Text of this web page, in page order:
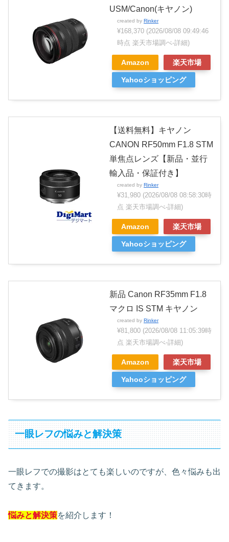
USM/Canon(キヤノン)
created by Rinker
¥168,370 (2026/08/08 09:49:46
時点 楽天市場調べ-詳細)
Amazon 楽天市場
Yahooショッピング
【送料無料】キヤノン
CANON RF50mm F1.8 STM
単焦点レンズ【新品・並行
輸入品・保証付き】
created by Rinker
¥31,980 (2026/08/08 08:58:30時
点 楽天市場調べ-詳細)
Amazon 楽天市場
Yahooショッピング
新品 Canon RF35mm F1.8
マクロ IS STM キヤノン
created by Rinker
¥81,800 (2026/08/08 11:05:39時
点 楽天市場調べ-詳細)
Amazon 楽天市場
Yahooショッピング
一眼レフの悩みと解決策
一眼レフでの撮影はとても楽しいのですが、色々悩みも出
てきます。
悩みと解決策を紹介します！